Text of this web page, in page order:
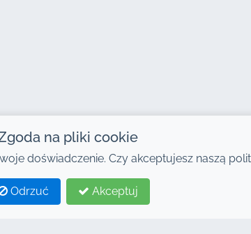
na pliki cookie
doświadczenie. Czy akceptujesz naszą
Odrzuć Akceptuj